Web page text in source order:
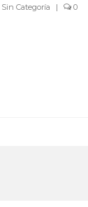
Sin Categoría | 0